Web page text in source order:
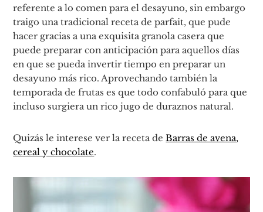
referente a lo comen para el desayuno, sin embargo
traigo una tradicional receta de parfait, que pude
hacer gracias a una exquisita granola casera que
puede preparar con anticipación para aquellos días
en que se pueda invertir tiempo en preparar un
desayuno más rico. Aprovechando también la
temporada de frutas es que todo confabuló para que
incluso surgiera un rico jugo de duraznos natural.
Quizás le interese ver la receta de Barras de avena,
cereal y chocolate.